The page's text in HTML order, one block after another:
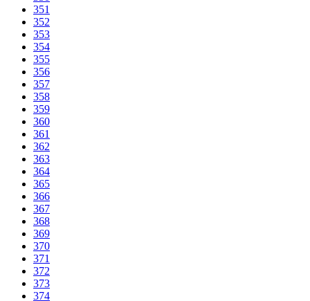
351
352
353
354
355
356
357
358
359
360
361
362
363
364
365
366
367
368
369
370
371
372
373
374